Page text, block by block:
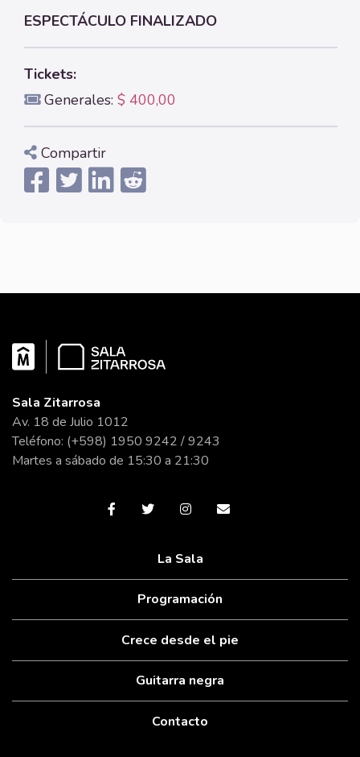
ESPECTÁCULO FINALIZADO
Tickets:
Generales: $ 400,00
Compartir
Sala Zitarrosa
Av. 18 de Julio 1012
Teléfono: (+598) 1950 9242 / 9243
Martes a sábado de 15:30 a 21:30
La Sala
Programación
Crece desde el pie
Guitarra negra
Contacto